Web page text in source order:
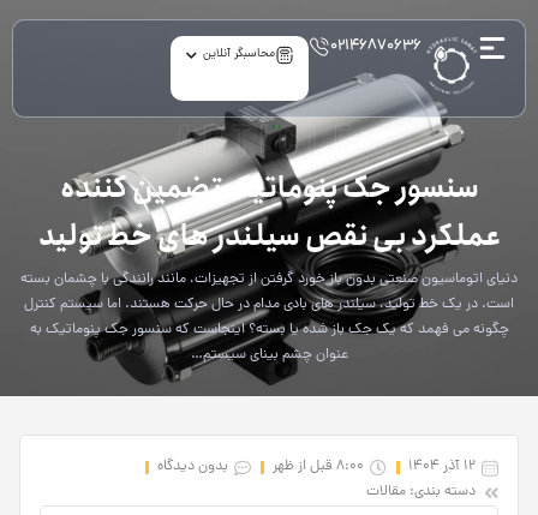
۰۲۱۴۶۸۷۰۶۳۶ محاسبگر آنلاین
article
سنسور جک پنوماتیک تضمین کننده
عملکرد بی‌ نقص سیلندر های خط تولید
دنیای اتوماسیون صنعتی بدون باز خورد گرفتن از تجهیزات، مانند رانندگی با چشمان بسته
است. در یک خط تولید، سیلندر های بادی مدام در حال حرکت هستند. اما سیستم کنترل
چگونه می فهمد که یک جک باز شده یا بسته؟ اینجاست که سنسور جک پنوماتیک به
عنوان چشم بینای سیستم…
12 آذر 1404 8:00 قبل از ظهر
بدون دیدگاه
دسته بندی: مقالات